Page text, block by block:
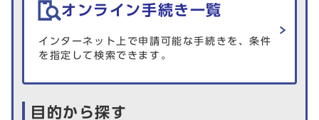
オンライン手続き一覧
インターネット上で申請可能な手続きを、条件
を指定して検索できます。
目的から探す